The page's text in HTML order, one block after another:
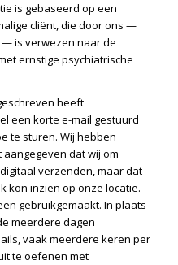
is gebaseerd op een
cliënt, die door ons —
is verwezen naar de
ernstige psychiatrische
heeft
een korte e-mail gestuurd
te sturen. Wij hebben
dat wij om
verzenden, maar dat
kon inzien op onze locatie.
gebruikgemaakt. In plaats
meerdere dagen
vaak meerdere keren per
te oefenen met